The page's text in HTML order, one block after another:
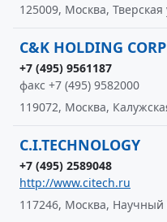
125009, Москва, Тверская
C&K HOLDING CORP
+7 (495) 9561187
факс +7 (495) 9582000
119072, Москва,
C.I.TECHNOLOGY
+7 (495) 2589048
http://www.citech.ru
117246, Москва, Научный